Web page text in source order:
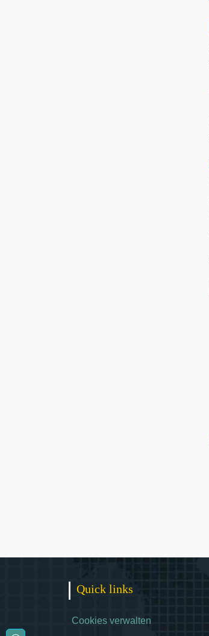
Quick links
Cookies verwalten